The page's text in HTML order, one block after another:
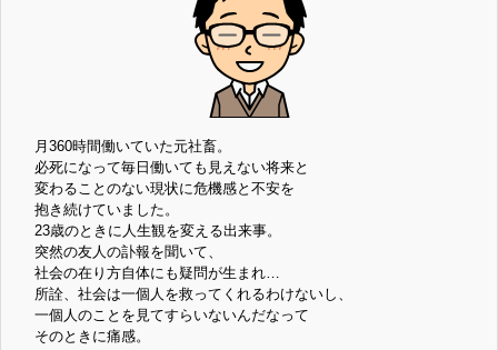
月360時間働いていた元社畜。
必死になって毎日働いても見えない将来と
変わることのない現状に危機感と不安を
抱き続けていました。
23歳のときに人生観を変える出来事。
突然の友人の訃報を聞いて、
社会の在り方自体にも疑問が生まれ…
所詮、社会は一個人を救ってくれるわけないし、
一個人のことを見てすらいないんだなって
そのときに痛感。